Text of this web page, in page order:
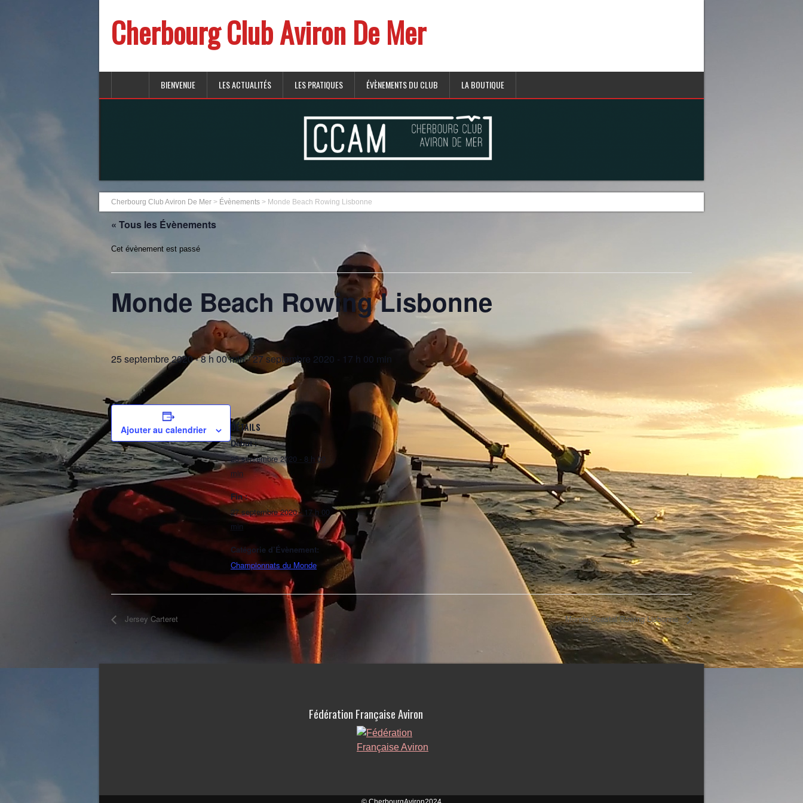
Cherbourg Club Aviron De Mer
BIENVENUE LES ACTUALITÉS LES PRATIQUES ÉVÈNEMENTS DU CLUB LA BOUTIQUE
Cherbourg Club Aviron De Mer > Évènements > Monde Beach Rowing Lisbonne
« Tous les Évènements
Cet évènement est passé
Monde Beach Rowing Lisbonne
25 septembre 2020 - 8 h 00 min-27 septembre 2020 - 17 h 00 min
Ajouter au calendrier DÉTAILS
Début :
25 septembre 2020 - 8 h 00
min
Fin :
27 septembre 2020 - 17 h 00
min
Catégorie d’Évènement:
Championnats du Monde
Jersey Carteret Monde Coastal Rowing Lisbonne
Fédération Française Aviron